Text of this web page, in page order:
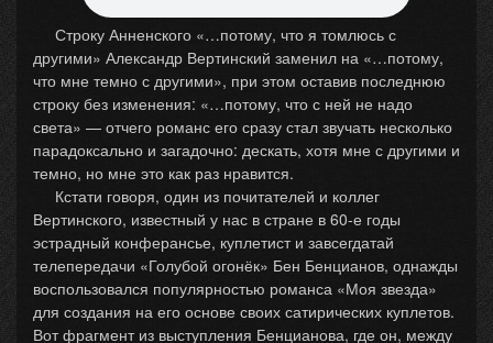
Строку Анненского «…потому, что я томлюсь с
другими» Александр Вертинский заменил на «…потому,
что мне темно с другими», при этом оставив последнюю
строку без изменения: «…потому, что с ней не надо
света» — отчего романс его сразу стал звучать несколько
парадоксально и загадочно: дескать, хотя мне с другими и
темно, но мне это как раз нравится.
Кстати говоря, один из почитателей и коллег
Вертинского, известный у нас в стране в 60-е годы
эстрадный конферансье, куплетист и завсегдатай
телепередачи «Голубой огонёк» Бен Бенцианов, однажды
воспользовался популярностью романса «Моя звезда»
для создания на его основе своих сатирических куплетов.
Вот фрагмент из выступления Бенцианова, где он, между